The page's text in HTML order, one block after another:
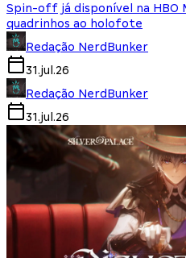
Spin-off já disponível na HBO
quadrinhos ao holofote
Redação NerdBunker
31.jul.26
Redação NerdBunker
31.jul.26